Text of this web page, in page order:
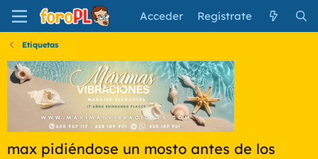
Acceder Regístrate
Etiquetas
max pidiéndose un mosto antes de los